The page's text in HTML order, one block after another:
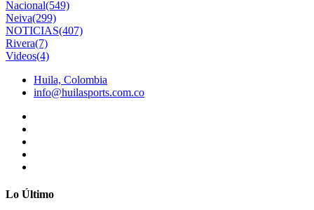
Nacional(549)
Neiva(299)
NOTICIAS(407)
Rivera(7)
Videos(4)
Huila, Colombia
info@huilasports.com.co
Lo Último